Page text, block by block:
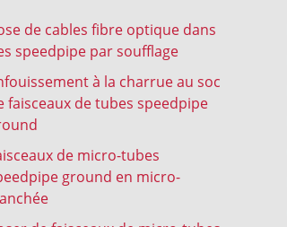
de cables fibre optique dans
speedpipe par soufflage
à la charrue au soc
faisceaux de tubes speedpipe
de micro-tubes
ground en micro-